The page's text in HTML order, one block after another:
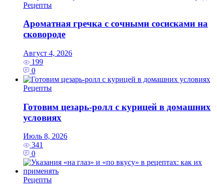
Рецепты
Ароматная гречка с сочными сосисками на
сковороде
Август 4, 2026
199
0
Рецепты
Готовим цезарь‑ролл с курицей в домашних
условиях
Июль 8, 2026
341
0
Рецепты